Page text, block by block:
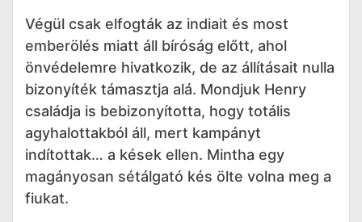
Végül csak elfogták az indiait és most
emberölés miatt áll bíróság előtt, ahol
önvédelemre hivatkozik, de az állításait nulla
bizonyíték támasztja alá. Mondjuk Henry
családja is bebizonyította, hogy totális
agyhalottakból áll, mert kampányt
indítottak… a kések ellen. Mintha egy
magányosan sétálgató kés ölte volna meg a
fiukat.